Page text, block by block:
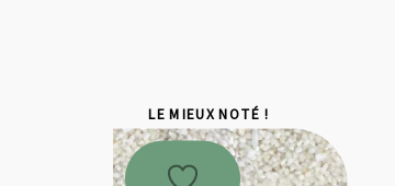
LE MIEUX NOTÉ !